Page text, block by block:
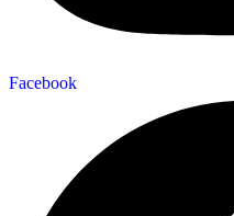
Facebook